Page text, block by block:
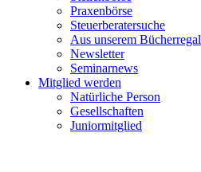
Praxenbörse
Steuerberatersuche
Aus unserem Bücherregal
Newsletter
Seminarnews
Mitglied werden
Natürliche Person
Gesellschaften
Juniormitglied